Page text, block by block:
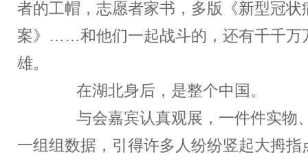
者的工帽，志愿者家书，多版《新型冠状
案》……和他们一起战斗的，还有千千万
雄。
在湖北身后，是整个中国。
与会嘉宾认真观展，一件件实物
一组组数据，引得许多人纷纷竖起大拇指